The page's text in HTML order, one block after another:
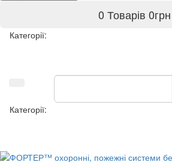
0 Товарів 0грн
Категорії:
Категорії: